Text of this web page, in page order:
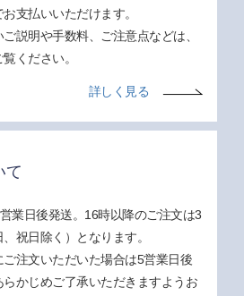
支払いいただけます。
説明や手数料、ご注意点などは、
ください。
詳しく見る
て
業日後発送。16時以降のご注文は3
祝日除く）となります。
注文いただいた場合は5営業日後
かじめご了承いただきますようお